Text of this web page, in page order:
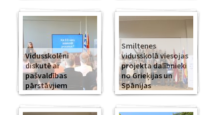
Vidusskolēni
diskutē ar
pašvaldības
pārstāvjiem
Smiltenes
vidusskolā viesojas
projekta dalībnieki
no Grieķijas un
Spānijas